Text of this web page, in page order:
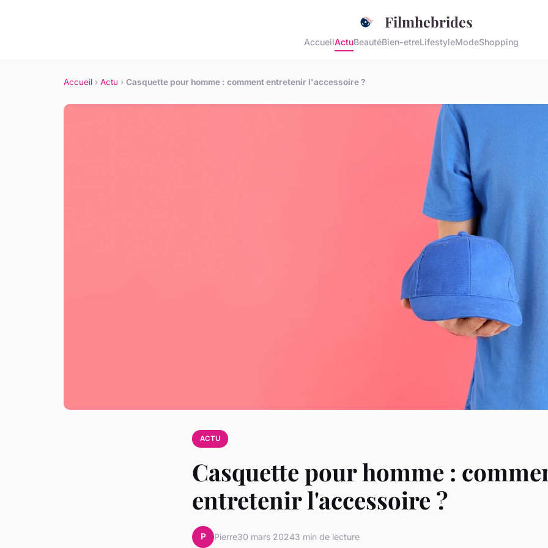
Filmhebrides
AccueilActuBeautéBien-etreLifestyleModeShopping
Accueil › Actu › Casquette pour homme : comment entretenir l'accessoire ?
ACTU
Casquette pour homme :
entretenir l'accessoire ?
P Pierre30 mars 20243 min de lecture